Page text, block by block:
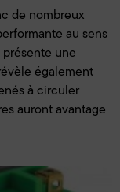
de nombreux
au sens
présente une
également
à circuler
auront avantage